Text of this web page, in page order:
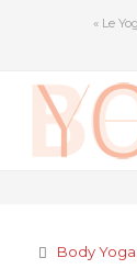
« Le
Body